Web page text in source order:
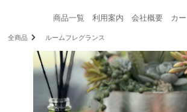
商品一覧 利用案内 会社概要 カ
全商品 ルームフレグランス